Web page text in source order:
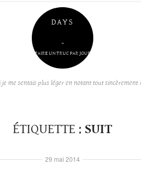
DAYS
–
FAIRE UN TRUC PAR JOUR
je me sentais plus léger en notant tout sincèrement
ÉTIQUETTE : SUIT
29 mai 2014